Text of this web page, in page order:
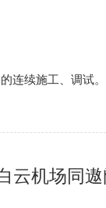
、调试。
云机场同